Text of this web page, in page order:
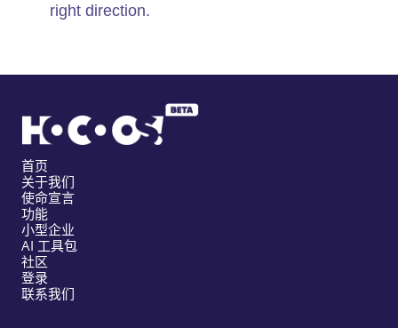
right direction.
首页
关于我们
使命宣言
功能
小型企业
AI 工具包
社区
登录
联系我们